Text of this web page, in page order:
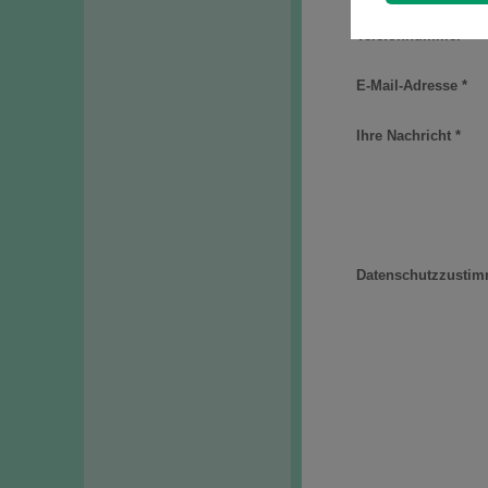
E-Mail-Adresse *
Ihre Nachricht *